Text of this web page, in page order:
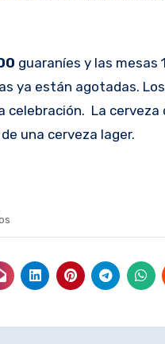
guaraníes y las mesas
ya están agotadas.
celebración. La
una cerveza lager.